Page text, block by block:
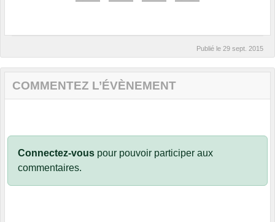
Publié le 29 sept. 2015
COMMENTEZ L’ÉVÈNEMENT
Connectez-vous pour pouvoir participer aux
commentaires.